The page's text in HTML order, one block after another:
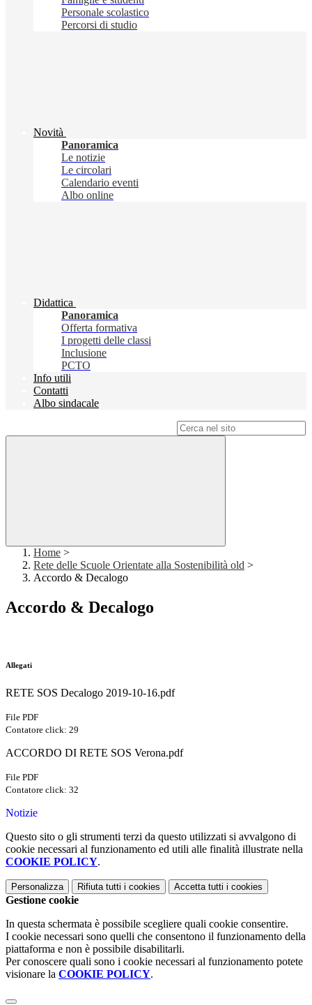
Personale scolastico
Percorsi di studio
Novità
Panoramica
Le notizie
Le circolari
Calendario eventi
Albo online
Didattica
Panoramica
Offerta formativa
I progetti delle classi
Inclusione
PCTO
Info utili
Contatti
Albo sindacale
Home >
Rete delle Scuole Orientate alla Sostenibilità old >
Accordo & Decalogo
Accordo & Decalogo
Allegati
RETE SOS Decalogo 2019-10-16.pdf
File PDF
Contatore click: 29
ACCORDO DI RETE SOS Verona.pdf
File PDF
Contatore click: 32
Notizie
Questo sito o gli strumenti terzi da questo utilizzati si avvalgono di
cookie necessari al funzionamento ed utili alle finalità illustrate nella
COOKIE POLICY.
Personalizza Rifiuta tutti i cookies Accetta tutti i cookies
Gestione cookie
In questa schermata è possibile scegliere quali cookie consentire.
I cookie necessari sono quelli che consentono il funzionamento della
piattaforma e non è possibile disabilitarli.
Per conoscere quali sono i cookie necessari al funzionamento potete
visionare la COOKIE POLICY.